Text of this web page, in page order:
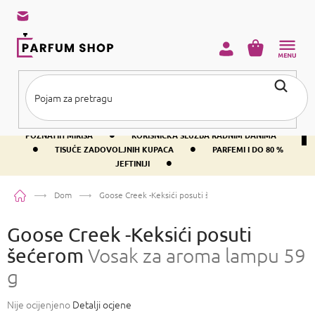
sadržaj
BESPLATNA DOSTAVA IZNAD PRIBLIŽNO 37 € •
400+ SVJETSKI
POZNATIH MIRISA
• KORISNIČKA SLUŽBA RADNIM DANIMA
• TISUĆE ZADOVOLJNIH KUPACA •
PARFEMI I DO 80 %
JEFTINIJI
•
KOŠARICA
PočetnaDom Goose Creek -Keksići posuti šećerom
Goose Creek -Keksići posuti
šećerom Vosak za aroma lampu 59
g
Prosječna
Nije ocijenjeno Detalji ocjene